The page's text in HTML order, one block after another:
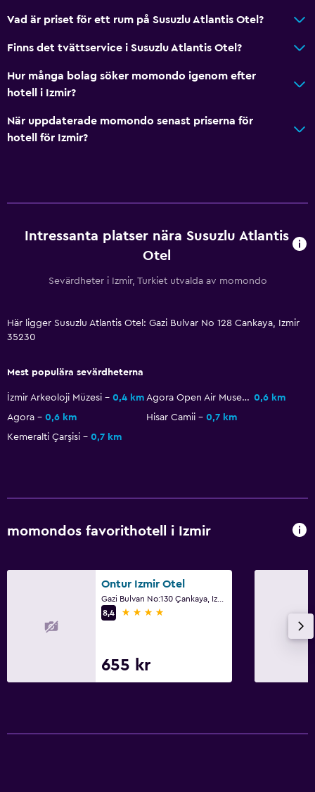
Parkeringsservice
Tillgänglighet och lämplighet
Hiss
Rökning förbjuden
Rökningsområden
Tvättstuga
Kassaskåp för laptop
Media och underhållning
Flat-screen TV
Kabel- eller satellit-TV
Garderob eller klädkammare
Hälsa och säkerhet
Förstahjälpenlåda
Vad är priset för ett rum på Susuzlu Atlantis Otel?
Finns det tvättservice i Susuzlu Atlantis Otel?
Hur många bolag söker momondo igenom efter
hotell i Izmir?
När uppdaterade momondo senast priserna för
hotell för Izmir?
Intressanta platser nära Susuzlu Atlantis
Otel
Sevärdheter i Izmir, Turkiet utvalda av momondo
Här ligger Susuzlu Atlantis Otel: Gazi Bulvar No 128 Cankaya, Izmir
35230
Mest populära sevärdheterna
İzmir Arkeoloji Müzesi 0,4 km Agora Open Air Museum of Izmir 0,6 km
Agora
0,6 km Hisar Camii
0,7 km
Kemeralti Çarşisi
0,7 km
momondos favorithotell i Izmir
Ontur Izmir Otel
8,4
4 stjärnor
655 kr